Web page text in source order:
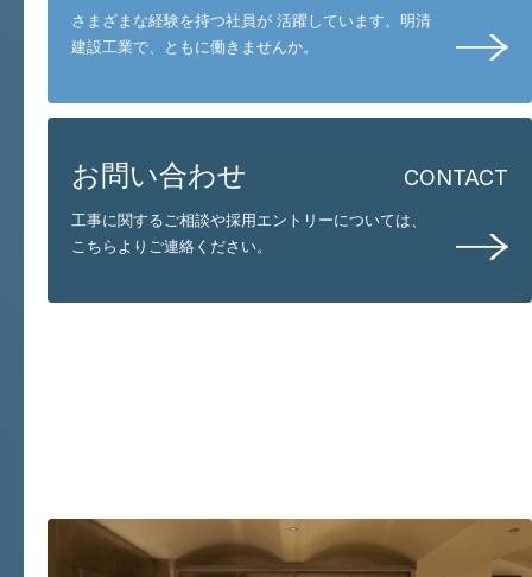
さまざまな経験を持つ社員が 活躍しています。 明清
建設工業で、ともに働きませんか。
お問い合わせ CONTACT
工事に関するご相談や採用エントリーについては、
こちらよりご連絡ください。